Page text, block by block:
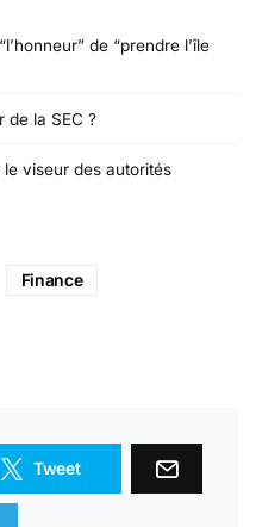
de “prendre l’île
de la SEC ?
le viseur des autorités
Finance
Tweet